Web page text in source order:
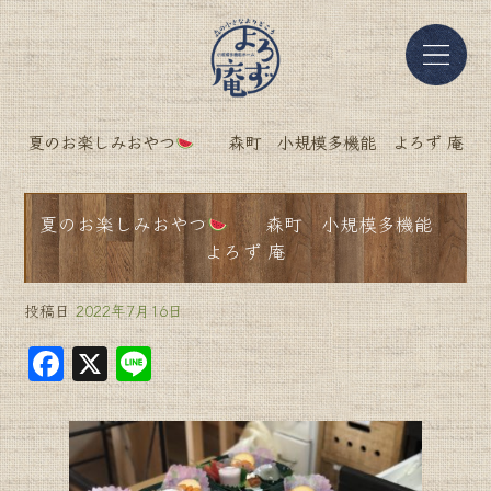
夏のお楽しみおやつ 森町 小規模多機能 よろず 庵
夏のお楽しみおやつ
森町 小規模多機能
よろず 庵
投稿日 2022年7月16日
F
a
c
e
X Li
n
e